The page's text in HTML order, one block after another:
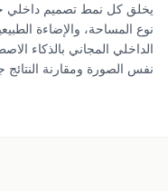
يخلق كل نمط تصميم داخلي
نوع المساحة، والإضاءة
الداخلي المجاني بالذكاء
نفس الصورة ومقارنة